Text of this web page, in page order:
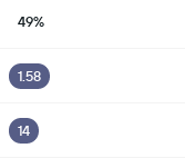
49%
1.58
14